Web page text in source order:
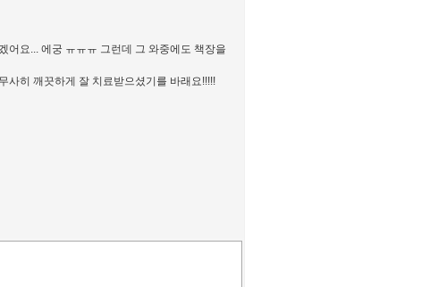
어요... 에궁 ㅠㅠㅠ 그런데 그 와중에도 책장을
사히 깨끗하게 잘 치료받으셨기를 바래요!!!!!